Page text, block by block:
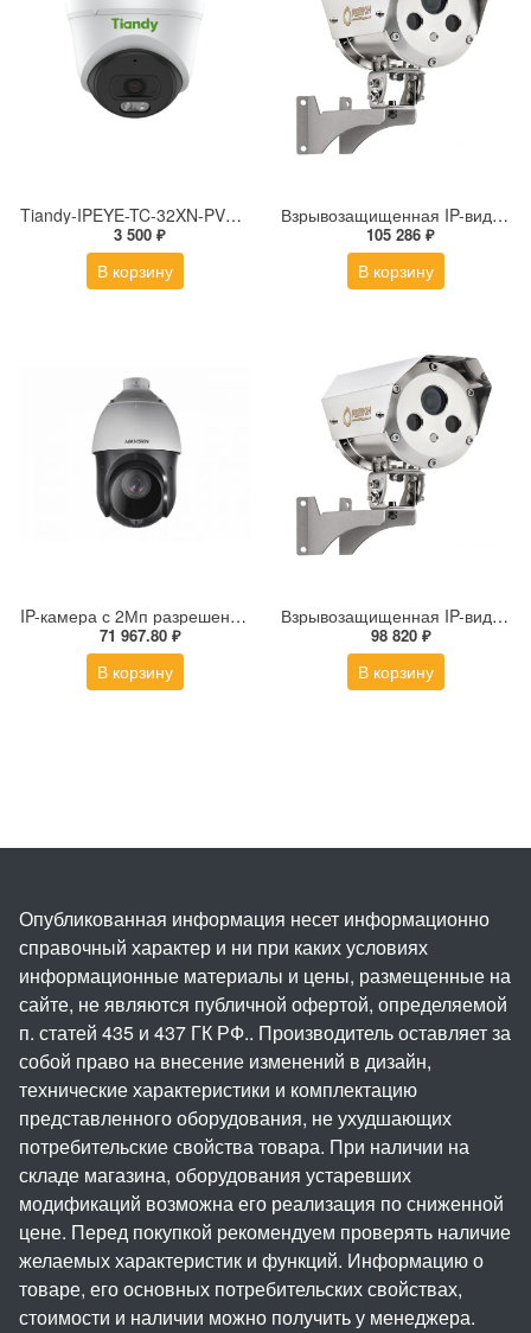
Tiandy-IPEYE-TC-32XN-PVZ 2Мп купольная «турель» IP камера с фиксированным объективом, серия SPARK со встроенным агентом IPEYE для ПВЗ
3 500 ₽
В корзину
Взрывозащищенная IP-видеокамера Релион Релион-Exd-Н-100-ИК-IP5Мп2.7-13.5Z-PoE-SD-МК-TR
105 286 ₽
В корзину
IP-камера с 2Мп разрешением DS-2DE4225IW-DE(S5)
71 967.80 ₽
В корзину
Взрывозащищенная IP-видеокамера Релион Релион-Exd-Н-100-ИК-IP5Мп2.8mm-PoE-МК-TR
98 820 ₽
В корзину
Опубликованная информация несет информационно
справочный характер и ни при каких условиях
информационные материалы и цены, размещенные на
сайте, не являются публичной офертой, определяемой
п. статей 435 и 437 ГК РФ.. Производитель оставляет за
собой право на внесение изменений в дизайн,
технические характеристики и комплектацию
представленного оборудования, не ухудшающих
потребительские свойства товара. При наличии на
складе магазина, оборудования устаревших
модификаций возможна его реализация по сниженной
цене. Перед покупкой рекомендуем проверять наличие
желаемых характеристик и функций. Информацию о
товаре, его основных потребительских свойствах,
стоимости и наличии можно получить у менеджера.